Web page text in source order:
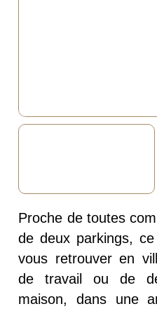
Proche de toutes
de deux parkings,
vous retrouver en
de travail ou de
maison, dans une